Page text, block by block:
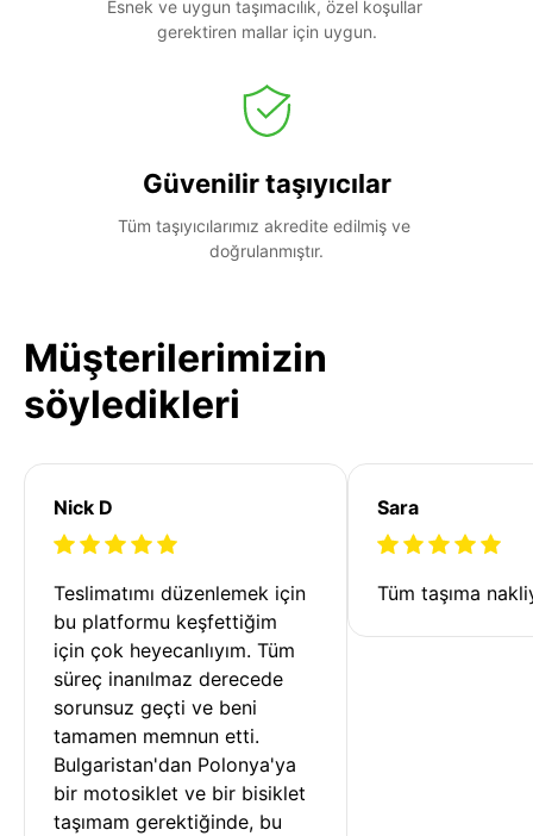
Esnek ve uygun taşımacılık, özel koşullar
gerektiren mallar için uygun.
Güvenilir taşıyıcılar
Tüm taşıyıcılarımız akredite edilmiş ve
doğrulanmıştır.
Müşterilerimizin
söyledikleri
Nick D
Teslimatımı düzenlemek için
bu platformu keşfettiğim
için çok heyecanlıyım. Tüm
süreç inanılmaz derecede
sorunsuz geçti ve beni
tamamen memnun etti.
Bulgaristan'dan Polonya'ya
bir motosiklet ve bir bisiklet
taşımam gerektiğinde, bu
Sara
Tüm taşıma